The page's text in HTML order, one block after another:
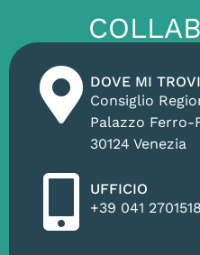
DOVE MI TROVI
Consiglio
Palazzo Ferro-
30124 Venezia
UFFICIO
+39 041 2701518